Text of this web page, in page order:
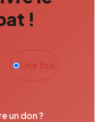
!
Une fois
un don ?